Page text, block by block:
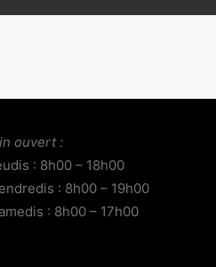
ouvert :
: 8h00 – 18h00
: 8h00 – 19h00
: 8h00 – 17h00